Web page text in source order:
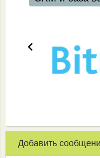
Добавить